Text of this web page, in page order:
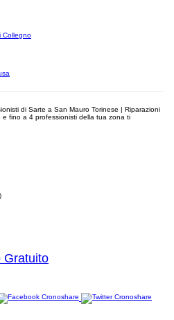
Collegno
di Sarte a San Mauro Torinese | Riparazioni
fino a 4 professionisti della tua zona ti
Gratuito